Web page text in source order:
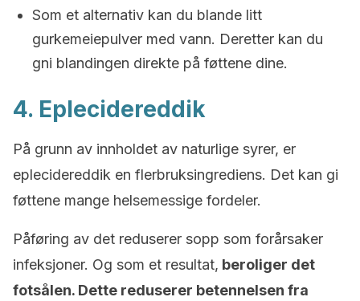
Som et alternativ kan du blande litt
gurkemeiepulver med vann. Deretter kan du
gni blandingen direkte på føttene dine.
4. Eplecidereddik
På grunn av innholdet av naturlige syrer, er
eplecidereddik en flerbruksingrediens. Det kan gi
føttene mange helsemessige fordeler.
Påføring av det reduserer sopp som forårsaker
infeksjoner. Og som et resultat, beroliger det
fotsålen. Dette reduserer betennelsen fra